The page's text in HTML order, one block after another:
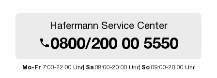
Hafermann Service Center
call0800/200 00 5550
Mo-Fr 7:00-22:00 Uhr| Sa 08:00-20:00 Uhr| So 09:00-20:00 Uhr